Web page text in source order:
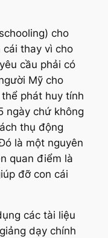
cho
cái thay vì cho
cầu phải có
Mỹ cho
phát huy tính
ngày chứ không
thụ động
là một nguyên
quan điểm là
đỡ con cái
các tài liệu
dạy chính